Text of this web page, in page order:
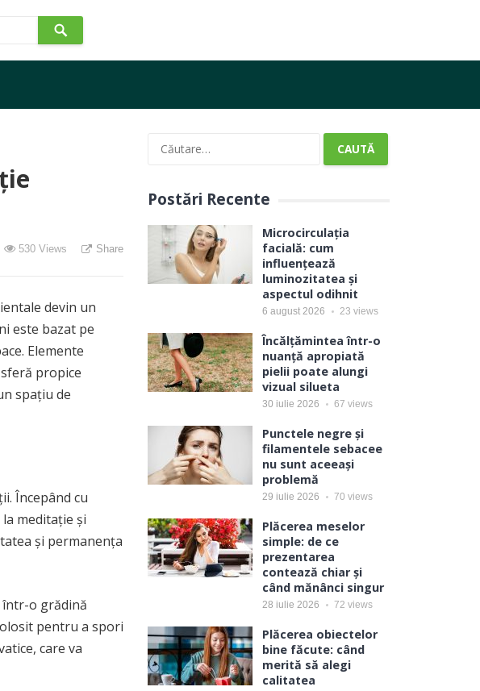
530 Views Share
devin un
este bazat pe
Elemente
propice
spațiu de
Începând cu
meditație și
și permanența
într-o grădină
pentru a spori
care va
Caută
Postări Recente
Microcirculația
facială: cum
influențează
luminozitatea și
aspectul odihnit
6 august 2026 23 views
Încălțămintea într-o
nuanță apropiată
pielii poate alungi
vizual silueta
30 iulie 2026 67 views
Punctele negre și
filamentele sebacee
nu sunt aceeași
problemă
29 iulie 2026 70 views
Plăcerea meselor
simple: de ce
prezentarea
contează chiar și
când mănânci singur
28 iulie 2026 72 views
Plăcerea obiectelor
bine făcute: când
merită să alegi
calitatea